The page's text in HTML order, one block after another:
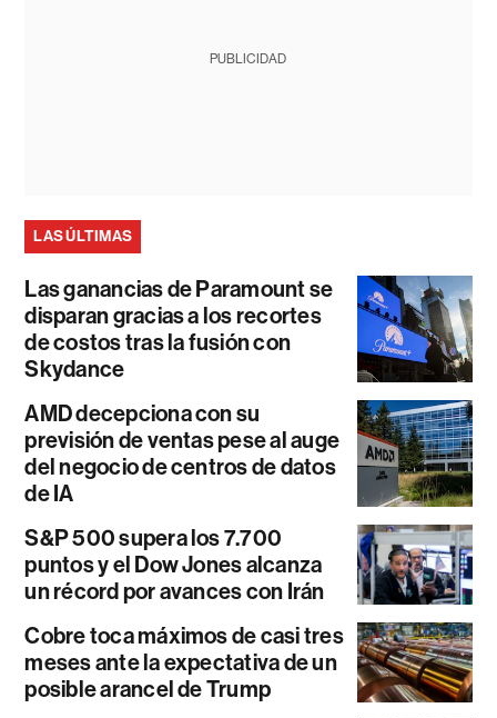
PUBLICIDAD
LAS ÚLTIMAS
Las ganancias de Paramount se
disparan gracias a los recortes
de costos tras la fusión con
Skydance
AMD decepciona con su
previsión de ventas pese al auge
del negocio de centros de datos
de IA
S&P 500 supera los 7.700
puntos y el Dow Jones alcanza
un récord por avances con Irán
Cobre toca máximos de casi tres
meses ante la expectativa de un
posible arancel de Trump